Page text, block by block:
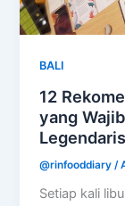
BALI
12
yang
@rinfooddiary /
Setiap kali